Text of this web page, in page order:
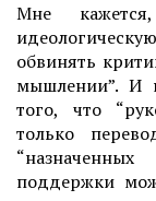
Мне
обвинять
мышлении”. И
того, что
только
поддержки